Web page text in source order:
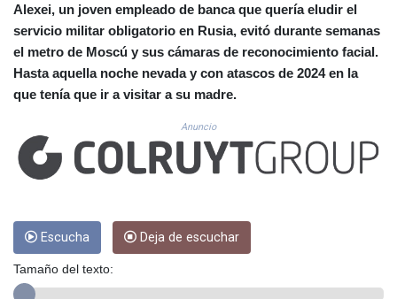
DOP 67.310518
DZD 153.693346
EGP 57.714706
ERN 17.342436
ETB 186.10863
FKP 0.857585
GBP 0.856156
GEL 3.018079
GIP 0.857585
GMD 84.980911
GTQ 8.797491
Alexei, un joven empleado de banca que quería eludir el
servicio militar obligatorio en Rusia, evitó durante semanas
el metro de Moscú y sus cámaras de reconocimiento facial.
Hasta aquella noche nevada y con atascos de 2024 en la
que tenía que ir a visitar a su madre.
Anuncio
Escucha Deja de escuchar
Tamaño del texto: